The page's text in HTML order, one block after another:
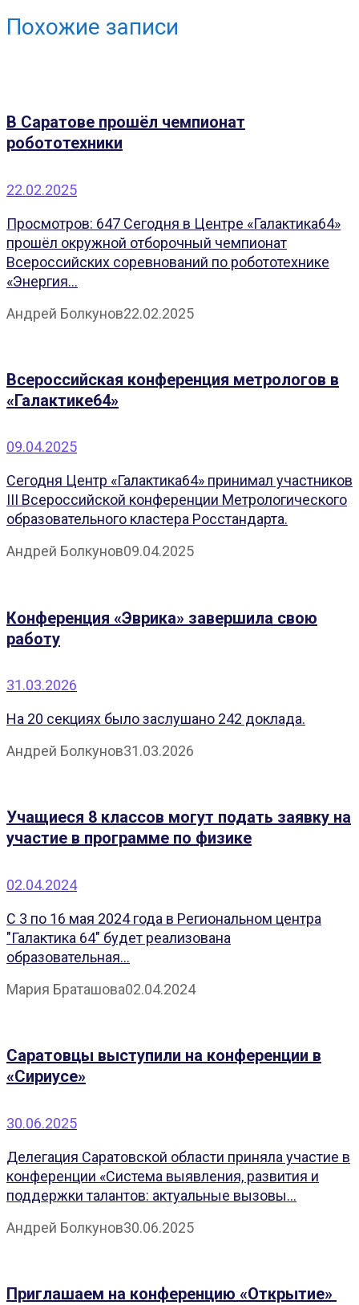
Похожие записи
В Саратове прошёл чемпионат
робототехники
22.02.2025
Просмотров: 647 Сегодня в Центре «Галактика64»
прошёл окружной отборочный чемпионат
Всероссийских соревнований по робототехнике
«Энергия...
Андрей Болкунов22.02.2025
Всероссийская конференция метрологов в
«Галактике64»
09.04.2025
Сегодня Центр «Галактика64» принимал участников
III Всероссийской конференции Метрологического
образовательного кластера Росстандарта.
Андрей Болкунов09.04.2025
Конференция «Эврика» завершила свою
работу
31.03.2026
На 20 секциях было заслушано 242 доклада.
Андрей Болкунов31.03.2026
Учащиеся 8 классов могут подать заявку на
участие в программе по физике
02.04.2024
С 3 по 16 мая 2024 года в Региональном центра
"Галактика 64" будет реализована
образовательная...
Мария Браташова02.04.2024
Саратовцы выступили на конференции в
«Сириусе»
30.06.2025
Делегация Саратовской области приняла участие в
конференции «Система выявления, развития и
поддержки талантов: актуальные вызовы...
Андрей Болкунов30.06.2025
Приглашаем на конференцию «Открытие»